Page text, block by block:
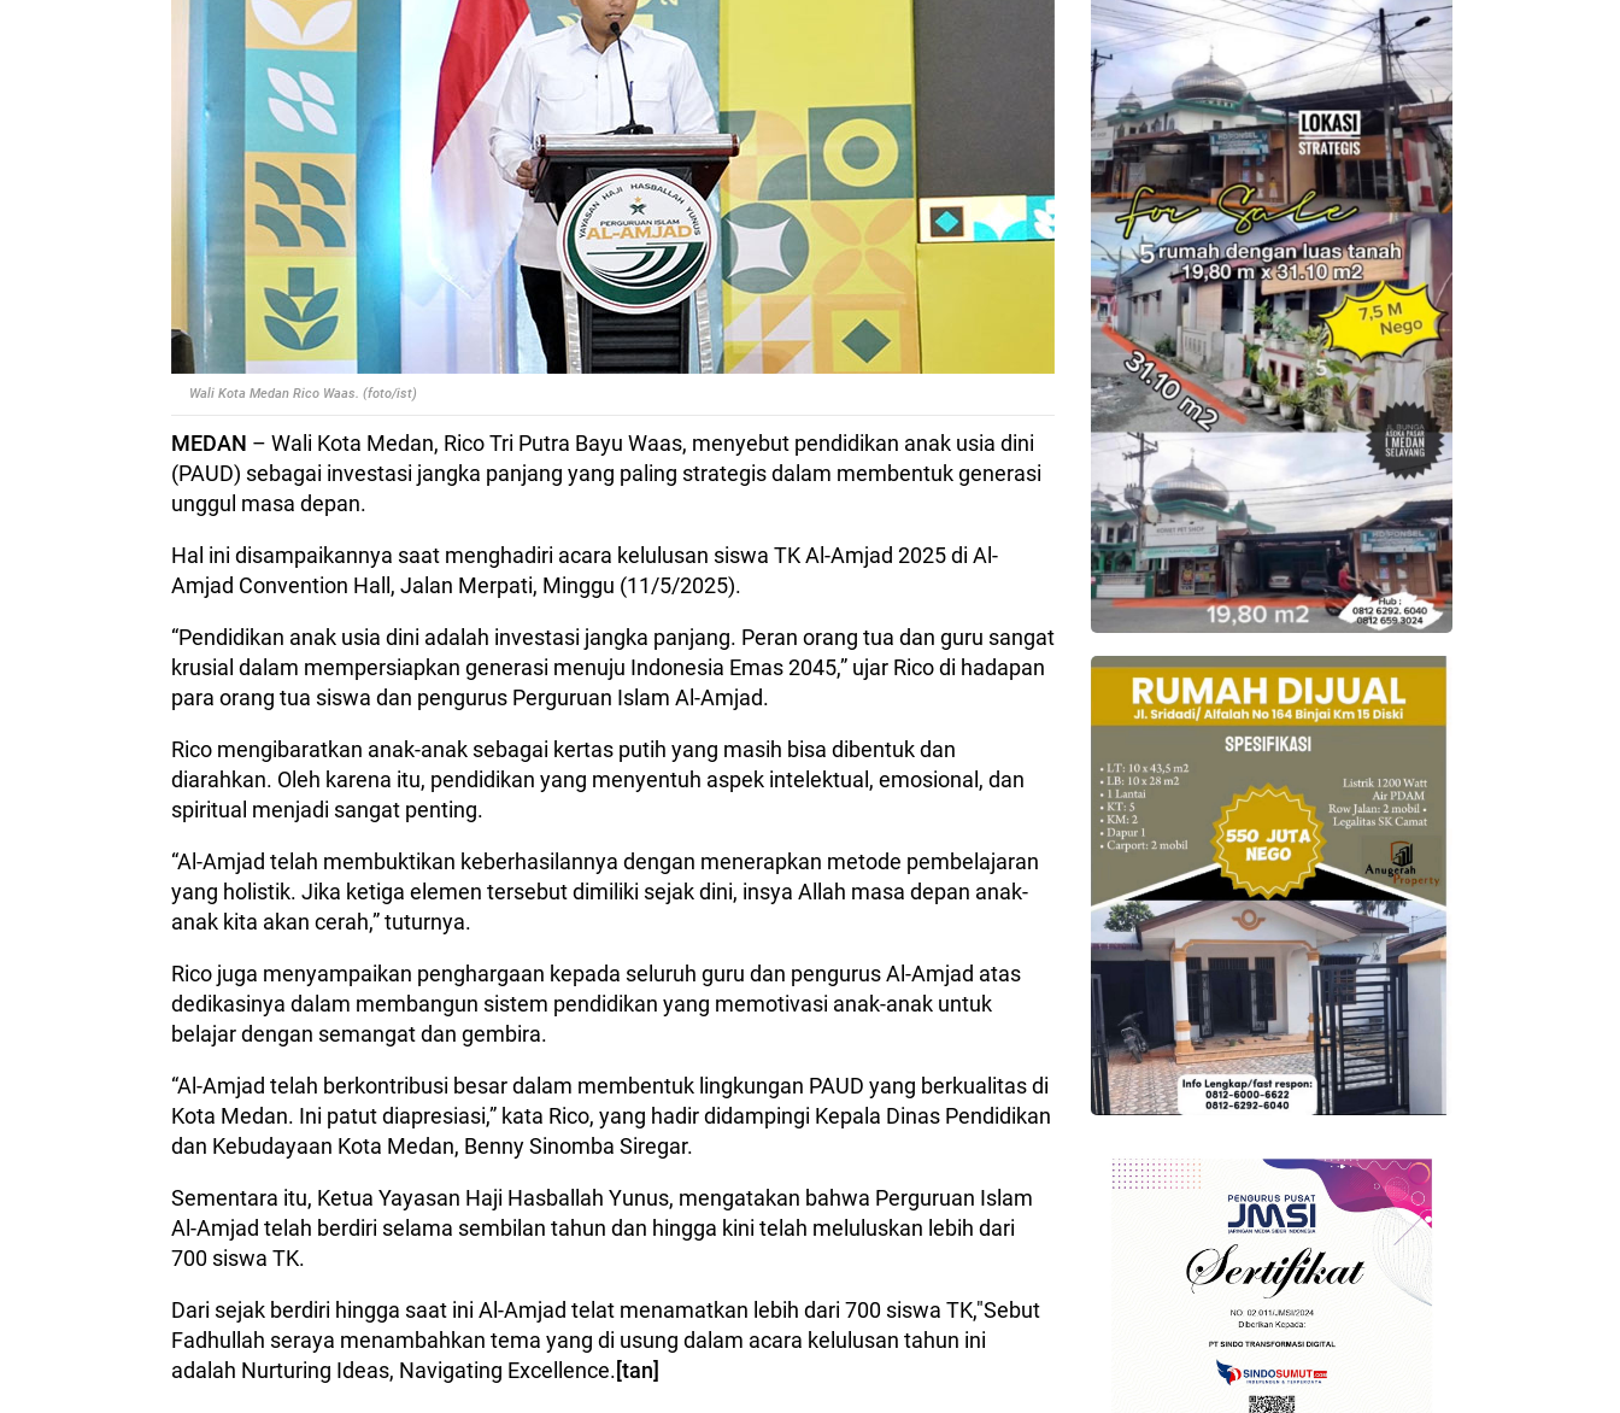
Wali Kota Medan Rico Waas. (foto/ist)
MEDAN – Wali Kota Medan, Rico Tri Putra Bayu Waas, menyebut pendidikan anak usia dini
(PAUD) sebagai investasi jangka panjang yang paling strategis dalam membentuk generasi
unggul masa depan.
Hal ini disampaikannya saat menghadiri acara kelulusan siswa TK Al-Amjad 2025 di Al-
Amjad Convention Hall, Jalan Merpati, Minggu (11/5/2025).
“Pendidikan anak usia dini adalah investasi jangka panjang. Peran orang tua dan guru sangat
krusial dalam mempersiapkan generasi menuju Indonesia Emas 2045,” ujar Rico di hadapan
para orang tua siswa dan pengurus Perguruan Islam Al-Amjad.
Rico mengibaratkan anak-anak sebagai kertas putih yang masih bisa dibentuk dan
diarahkan. Oleh karena itu, pendidikan yang menyentuh aspek intelektual, emosional, dan
spiritual menjadi sangat penting.
“Al-Amjad telah membuktikan keberhasilannya dengan menerapkan metode pembelajaran
yang holistik. Jika ketiga elemen tersebut dimiliki sejak dini, insya Allah masa depan anak-
anak kita akan cerah,” tuturnya.
Rico juga menyampaikan penghargaan kepada seluruh guru dan pengurus Al-Amjad atas
dedikasinya dalam membangun sistem pendidikan yang memotivasi anak-anak untuk
belajar dengan semangat dan gembira.
“Al-Amjad telah berkontribusi besar dalam membentuk lingkungan PAUD yang berkualitas di
Kota Medan. Ini patut diapresiasi,” kata Rico, yang hadir didampingi Kepala Dinas Pendidikan
dan Kebudayaan Kota Medan, Benny Sinomba Siregar.
Sementara itu, Ketua Yayasan Haji Hasballah Yunus, mengatakan bahwa Perguruan Islam
Al-Amjad telah berdiri selama sembilan tahun dan hingga kini telah meluluskan lebih dari
700 siswa TK.
Dari sejak berdiri hingga saat ini Al-Amjad telat menamatkan lebih dari 700 siswa TK,"Sebut
Fadhullah seraya menambahkan tema yang di usung dalam acara kelulusan tahun ini
adalah Nurturing Ideas, Navigating Excellence.[tan]